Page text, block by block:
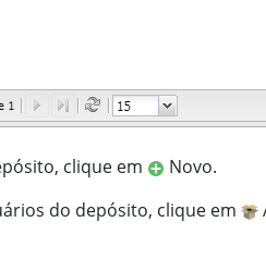
clique em
Novo.
do depósito, clique em